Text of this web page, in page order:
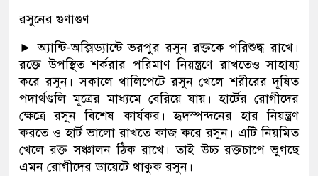
রসুনের গুণাগুণ
► অ্যান্টি-অক্সিড্যান্টে ভরপুর রসুন রক্তকে পরিশুদ্ধ রাখে।
রক্তে উপস্থিত শর্করার পরিমাণ নিয়ন্ত্রণে রাখতেও সাহায্য
করে রসুন। সকালে খালিপেটে রসুন খেলে শরীরের দূষিত
পদার্থগুলি মূত্রের মাধ্যমে বেরিয়ে যায়। হার্টের রোগীদের
ক্ষেত্রে রসুন বিশেষ কার্যকর। হৃদস্পন্দনের হার নিয়ন্ত্রণ
করতে ও হার্ট ভালো রাখতে কাজ করে রসুন। এটি নিয়মিত
খেলে রক্ত সঞ্চালন ঠিক রাখে। তাই উচ্চ রক্তচাপে ভুগছে
এমন রোগীদের ডায়েটে থাকুক রসুন।